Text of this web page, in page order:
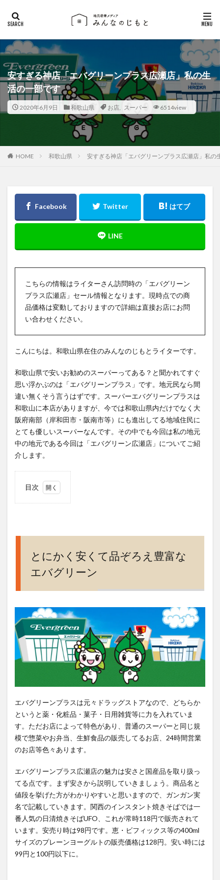
安すぎる神店「エバグリーンプラス広瀬店」私の生
活の一部です
2020年6月9日 和歌山県 お店, スーパー 6514view
HOME 和歌山県 安すぎる神店「エバグリーンプラス広瀬店」私の
こちらの情報はライターさん訪問時の「エバグリーン
プラス広瀬店」セール情報となります。現時点での商
品価格は変動しておりますので詳細は直接お店にお問
い合わせください。
こんにちは。和歌山県在住のみんなのじもとライターです。
和歌山県で安いお勧めのスーパーってある？と聞かれてすぐ
思い浮かぶのは「エバグリーンプラス」です。地元民なら間
違い無くそう言うはずです。スーパーエバグリーンプラスは
和歌山に本店がありますが、今では和歌山県内だけでなく大
阪府南部（岸和田市・阪南市等）にも進出してる地域住民に
とても優しいスーパーなんです。その中でも今回は私の地元
中の地元である今回は「エバグリーン広瀬店」についてご紹
介します。
目次
ぞろ
え豊
富な
2
食品
から
おに
3
エバ
の日
せな
お薬
も貰
える
4
アク
セ
ス、
営業
とにかく安くて品ぞろえ豊富な
エバグリーン
エバグリーンプラスは元々ドラッグストアなので、どちらか
というと薬・化粧品・菓子・日用雑貨等に力を入れていま
す。ただお店によって特色があり、普通のスーパーと同じ規
模で惣菜やお弁当、生鮮食品の販売してるお店、24時間営業
のお店等色々あります。
エバグリーンプラス広瀬店の魅力は安さと国産品を取り扱っ
てる点です。まず安さから説明していきましょう。商品名と
値段を挙げた方がわかりやすいと思いますので、ガンガン実
名で記載していきます。関西のインスタント焼きそばでは一
番人気の日清焼きそばUFO、これが常時118円で販売されて
います。安売り時は98円です。恵・ビフィックス等の400ml
サイズのプレーンヨーグルトの販売価格は128円。安い時には
99円と100円以下に。